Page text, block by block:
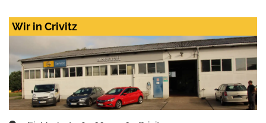
Zustimmen und
aktivieren
Wir in Crivitz